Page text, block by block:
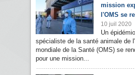
mission
l'OMS se
10 juil 2020
Un
spécialiste de la santé animale de
mondiale de la Santé (OMS) se
pour une mission...